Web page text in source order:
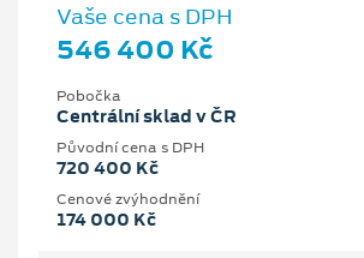
Vaše cena s DPH
546 400 Kč
Pobočka
Centrální sklad v ČR
Původní cena s DPH
720 400 Kč
Cenové zvýhodnění
174 000 Kč